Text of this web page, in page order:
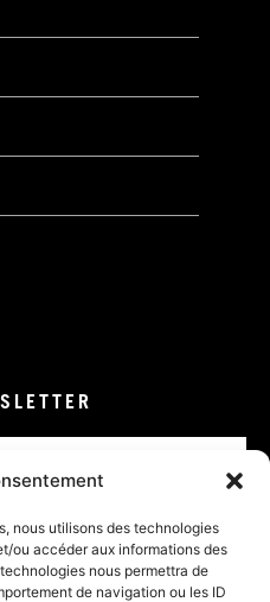
nous utilisons des technologies
ou accéder aux informations des
nous permettra de
de navigation ou les ID